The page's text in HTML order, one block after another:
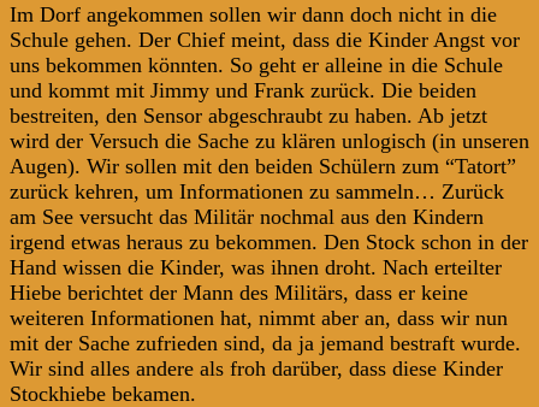
Im Dorf angekommen sollen wir dann doch nicht in die
Schule gehen. Der Chief meint, dass die Kinder Angst vor
uns bekommen könnten. So geht er alleine in die Schule
und kommt mit Jimmy und Frank zurück. Die beiden
bestreiten, den Sensor abgeschraubt zu haben. Ab jetzt
wird der Versuch die Sache zu klären unlogisch (in unseren
Augen). Wir sollen mit den beiden Schülern zum “Tatort”
zurück kehren, um Informationen zu sammeln… Zurück
am See versucht das Militär nochmal aus den Kindern
irgend etwas heraus zu bekommen. Den Stock schon in der
Hand wissen die Kinder, was ihnen droht. Nach erteilter
Hiebe berichtet der Mann des Militärs, dass er keine
weiteren Informationen hat, nimmt aber an, dass wir nun
mit der Sache zufrieden sind, da ja jemand bestraft wurde.
Wir sind alles andere als froh darüber, dass diese Kinder
Stockhiebe bekamen.